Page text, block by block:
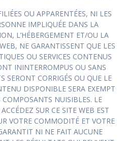
OU APPARENTÉES, NI LES
IMPLIQUÉE DANS LA
L’HÉBERGEMENT ET/OU LA
NE GARANTISSENT QUE LES
OU SERVICES CONTENUS
ININTERROMPUS OU SANS
SERONT CORRIGÉS OU QUE LE
DISPONIBLE SERA EXEMPT
COMPOSANTS NUISIBLES. LE
SUR CE SITE WEB EST
VOTRE COMMODITÉ ET VOTRE
NI NE FAIT AUCUNE